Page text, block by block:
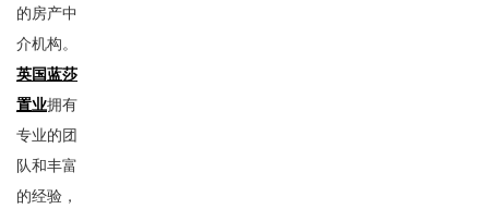
的房产中
介机构。
英国蓝莎
置业拥有
专业的团
队和丰富
的经验，